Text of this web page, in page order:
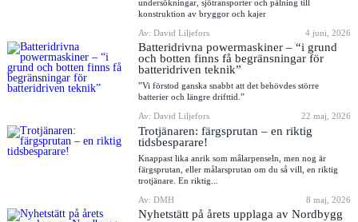
undersökningar, sjötransporter och pålning till
konstruktion av bryggor och kajer
Av: David Liljefors
4 juni, 2026
Batteridrivna powermaskiner – “i grund
och botten finns få begränsningar för
batteridriven teknik”
”Vi förstod ganska snabbt att det behövdes större
batterier och längre drifttid.”
Av: David Liljefors
22 maj, 2026
Trotjänaren: färgsprutan – en riktig
tidsbesparare!
Knappast lika anrik som målarpenseln, men nog är
färgsprutan, eller målarsprutan om du så vill, en riktig
trotjänare. En riktig...
Av: DMH
8 maj, 2026
Nyhetstätt på årets upplaga av Nordbygg